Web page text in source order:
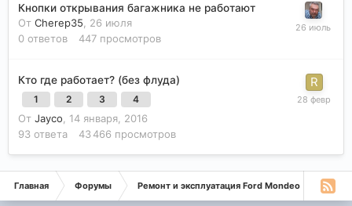
Кнопки открывания багажника не работают
От Cherep35
26 июля
0 ответов 447 просмотров
Кто где работает? (без флуда)
1 2 3 4
От Jayco
14 января, 2016
93 ответа 43 466 просмотров
Главная Форумы Ремонт и эксплуатация Ford Mondeo